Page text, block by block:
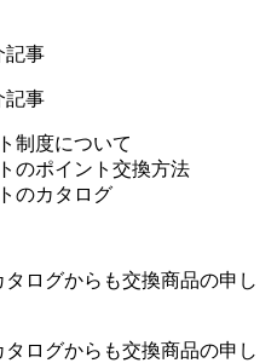
記事
記事
制度について
のポイント交換方法
のカタログ
ログからも交換商品の申し
ログからも交換商品の申し